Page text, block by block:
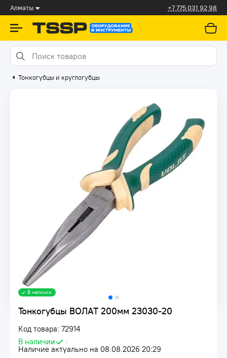
Алматы +7 775 031 92 98
Тонкогубцы и круглогубцы
Тонкогубцы ВОЛАТ 200мм 23030-20
Код товара: 72914
В наличии
•
Наличие актуально на 08.08.2026 20:29
В наличии